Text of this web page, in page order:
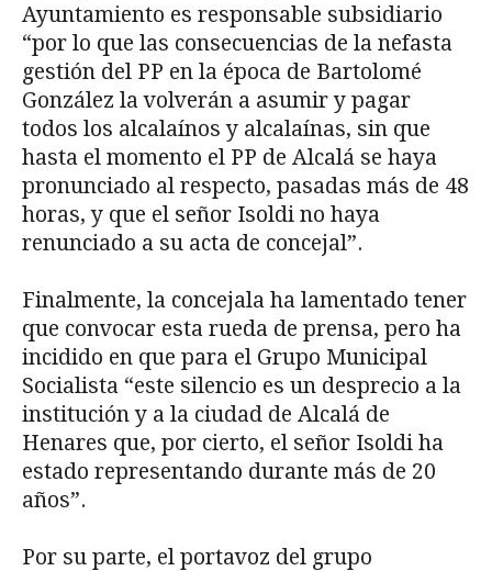
Ayuntamiento es responsable subsidiario
“por lo que las consecuencias de la nefasta
gestión del PP en la época de Bartolomé
González la volverán a asumir y pagar
todos los alcalaínos y alcalaínas, sin que
hasta el momento el PP de Alcalá se haya
pronunciado al respecto, pasadas más de 48
horas, y que el señor Isoldi no haya
renunciado a su acta de concejal”.
Finalmente, la concejala ha lamentado tener
que convocar esta rueda de prensa, pero ha
incidido en que para el Grupo Municipal
Socialista “este silencio es un desprecio a la
institución y a la ciudad de Alcalá de
Henares que, por cierto, el señor Isoldi ha
estado representando durante más de 20
años”.
Por su parte, el portavoz del grupo